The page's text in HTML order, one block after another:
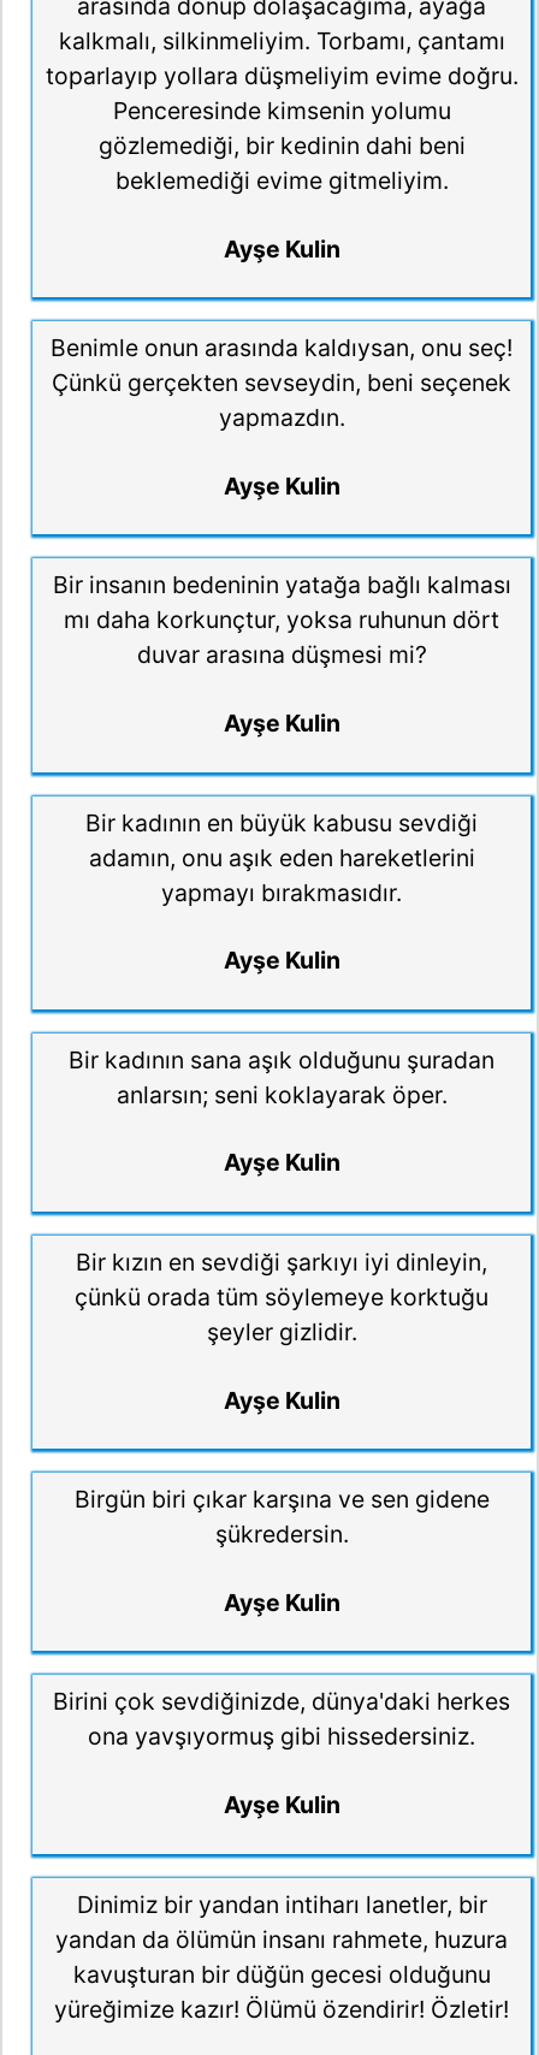
arasında dönüp dolaşacağıma, ayağa
kalkmalı, silkinmeliyim. Torbamı, çantamı
toparlayıp yollara düşmeliyim evime doğru.
Penceresinde kimsenin yolumu
gözlemediği, bir kedinin dahi beni
beklemediği evime gitmeliyim.
Ayşe Kulin
Benimle onun arasında kaldıysan, onu seç!
Çünkü gerçekten sevseydin, beni seçenek
yapmazdın.
Ayşe Kulin
Bir insanın bedeninin yatağa bağlı kalması
mı daha korkunçtur, yoksa ruhunun dört
duvar arasına düşmesi mi?
Ayşe Kulin
Bir kadının en büyük kabusu sevdiği
adamın, onu aşık eden hareketlerini
yapmayı bırakmasıdır.
Ayşe Kulin
Bir kadının sana aşık olduğunu şuradan
anlarsın; seni koklayarak öper.
Ayşe Kulin
Bir kızın en sevdiği şarkıyı iyi dinleyin,
çünkü orada tüm söylemeye korktuğu
şeyler gizlidir.
Ayşe Kulin
Birgün biri çıkar karşına ve sen gidene
şükredersin.
Ayşe Kulin
Birini çok sevdiğinizde, dünya'daki herkes
ona yavşıyormuş gibi hissedersiniz.
Ayşe Kulin
Dinimiz bir yandan intiharı lanetler, bir
yandan da ölümün insanı rahmete, huzura
kavuşturan bir düğün gecesi olduğunu
yüreğimize kazır! Ölümü özendirir! Özletir!